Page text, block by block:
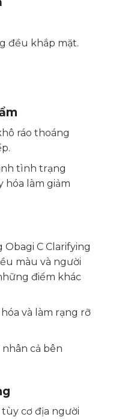
đều khắp mặt.
ráo thoáng
tình trạng
hóa làm giảm
C Clarifying
màu và người
điểm khác
và làm rạng rỡ
cả bên
cơ địa người